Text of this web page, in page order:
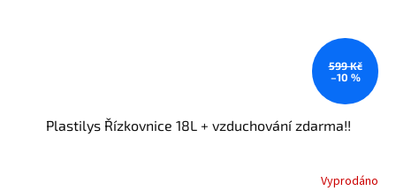
599 Kč
–10 %
Plastilys Řízkovnice 18L + vzduchování zdarma!!
Vyprodáno